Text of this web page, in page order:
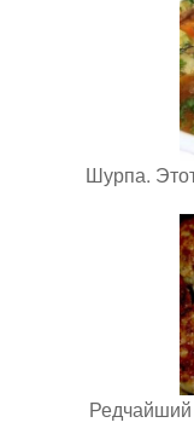
Шурпа.
Редчайший